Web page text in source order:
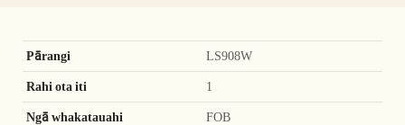
Pārangi LS908W
Rahi ota iti 1
Ngā whakatauahi FOB